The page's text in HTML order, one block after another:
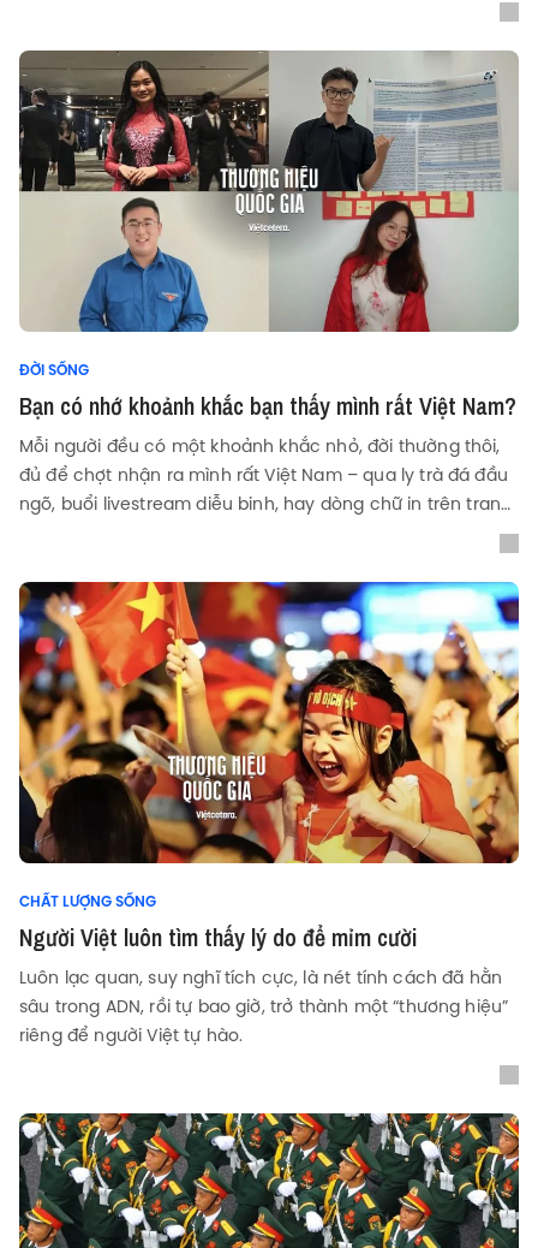
ĐỜI SỐNG
Bạn có nhớ khoảnh khắc bạn thấy mình rất Việt Nam?
Mỗi người đều có một khoảnh khắc nhỏ, đời thường thôi,
đủ để chợt nhận ra mình rất Việt Nam – qua ly trà đá đầu
ngõ, buổi livestream diễu binh, hay dòng chữ in trên trang
CHẤT LƯỢNG SỐNG
Người Việt luôn tìm thấy lý do để mỉm cười
Luôn lạc quan, suy nghĩ tích cực, là nét tính cách đã hằn
sâu trong ADN, rồi tự bao giờ, trở thành một “thương hiệu”
riêng để người Việt tự hào.